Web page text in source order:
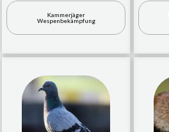
Kammerjäger
Wespenbekämpfung